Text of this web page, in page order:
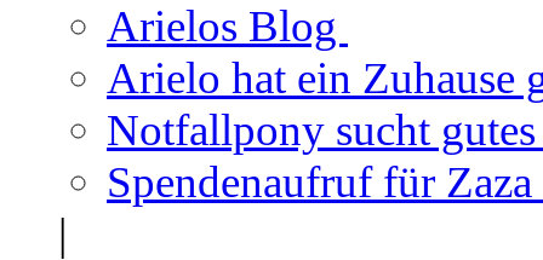
Arielos Blog
Arielo hat ein Zuhause
Notfallpony sucht
Spendenaufruf für Zaza
|